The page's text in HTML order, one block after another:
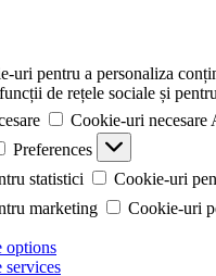
uri pentru a personaliza
de rețele sociale și
Cookie-uri necesare
Preferences
statistici
Cookie-uri
marketing
Cookie-uri
options
services